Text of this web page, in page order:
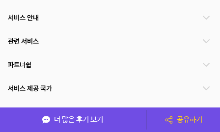
더 많은 후기 보기 공유하기
서비스 안내
관련 서비스
파트너쉽
서비스 제공 국가
(주)NSPACE 사업자정보